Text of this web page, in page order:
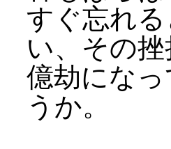
すぐ忘れ
い、その
億劫にな
うか。